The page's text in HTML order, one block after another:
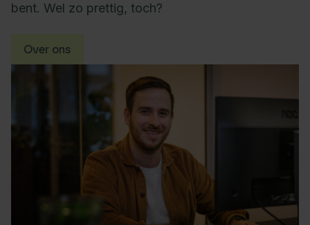
bent. Wel zo prettig, toch?
Over ons